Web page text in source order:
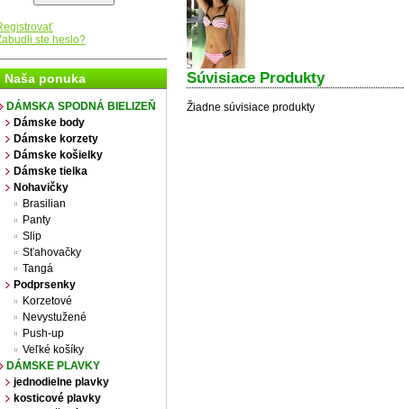
ste heslo?
Naša ponuka
DÁMSKA SPODNÁ BIELIZEŇ
Dámske body
Dámske korzety
Dámske košielky
Dámske tielka
Nohavičky
Brasilian
Panty
Slip
Sťahovačky
Tangá
Podprsenky
Korzetové
Nevystužené
Push-up
Veľké košíky
DÁMSKE PLAVKY
jednodielne plavky
kosticové plavky
Súvisiace Produkty
Žiadne súvisiace produkty